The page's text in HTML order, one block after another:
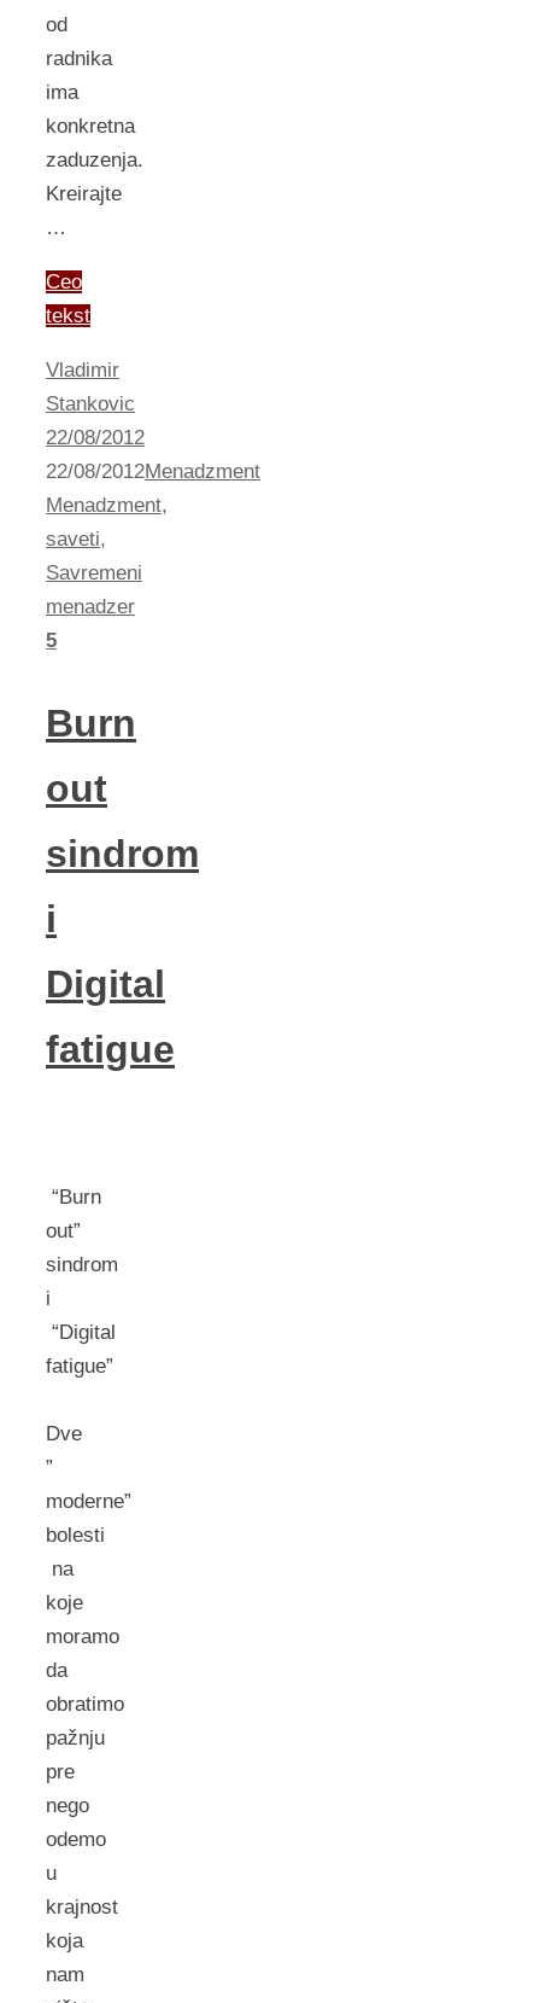
od
radnika
ima
konkretna
zaduzenja.
Kreirajte
…
Ceo
tekst
Vladimir
Stankovic
22/08/2012
22/08/2012Menadzment
Menadzment,
saveti,
Savremeni
menadzer
5
Burn
out
sindrom
i
Digital
fatigue
“Burn
out”
sindrom
i
“Digital
fatigue”
Dve
”
moderne”
bolesti
na
koje
moramo
da
obratimo
pažnju
pre
nego
odemo
u
krajnost
koja
nam